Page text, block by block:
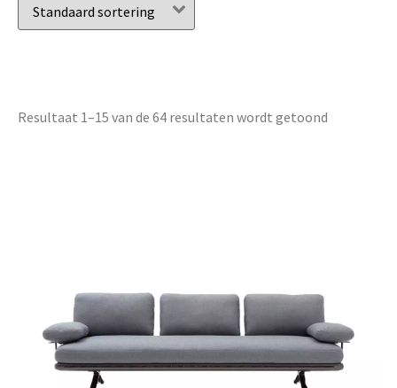
Resultaat 1–15 van de 64 resultaten wordt getoond